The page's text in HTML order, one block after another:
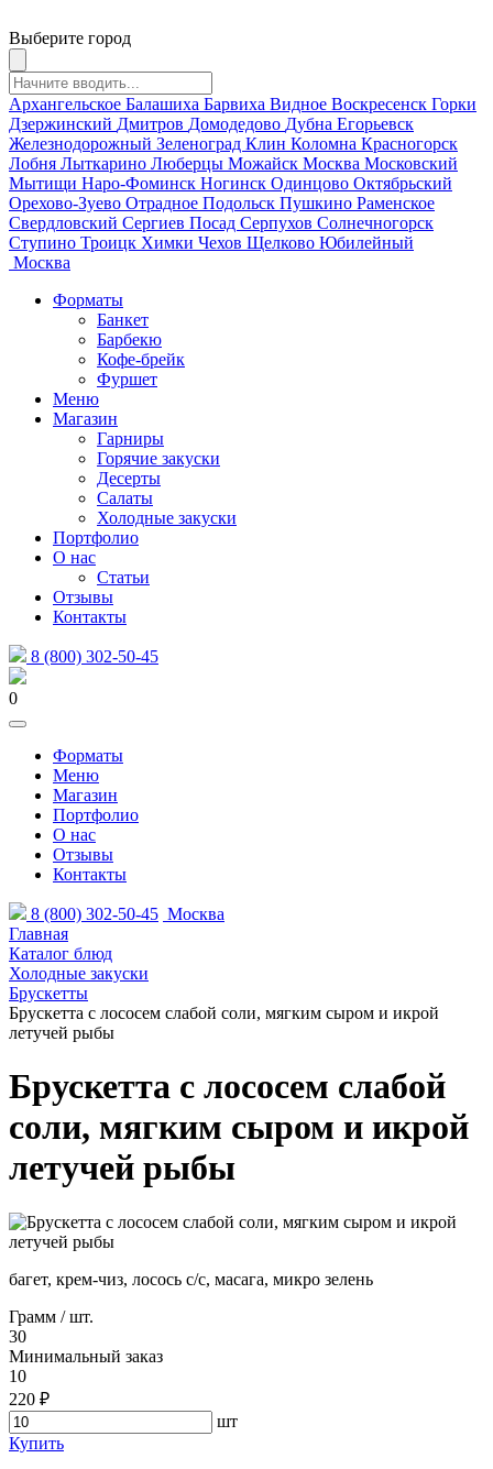
Выберите город
Архангельское Балашиха Барвиха Видное Воскресенск Горки
Дзержинский Дмитров Домодедово Дубна Егорьевск
Железнодорожный Зеленоград Клин Коломна Красногорск
Лобня Лыткарино Люберцы Можайск Москва Московский
Мытищи Наро-Фоминск Ногинск Одинцово Октябрьский
Орехово-Зуево Отрадное Подольск Пушкино Раменское
Свердловский Сергиев Посад Серпухов Солнечногорск
Ступино Троицк Химки Чехов Щелково Юбилейный
Москва
Форматы
Банкет
Барбекю
Кофе-брейк
Фуршет
Меню
Магазин
Гарниры
Горячие закуски
Десерты
Салаты
Холодные закуски
Портфолио
О нас
Статьи
Отзывы
Контакты
8 (800) 302-50-45
0
Форматы
Меню
Магазин
Портфолио
О нас
Отзывы
Контакты
8 (800) 302-50-45 Москва
Главная
Каталог блюд
Холодные закуски
Брускетты
Брускетта с лососем слабой соли, мягким сыром и икрой
летучей рыбы
Брускетта с лососем слабой
соли, мягким сыром и икрой
летучей рыбы
багет, крем-чиз, лосось с/с, масага, микро зелень
Грамм / шт.
30
Минимальный заказ
10
220 ₽
шт
Купить